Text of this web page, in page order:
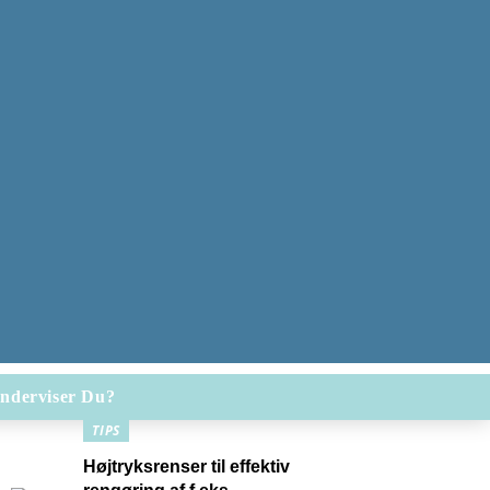
Du?
TIPS
Højtryksrenser til effektiv